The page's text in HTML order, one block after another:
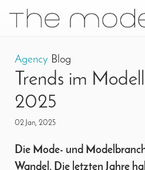
Navigation
Agency Blog
Trends im
2025
02 Jan, 2025
Die Mode- und
Wandel. Die letzten Jahre